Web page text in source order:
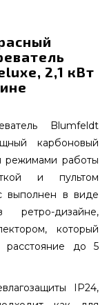
2,1 кВт
Blumfeldt
карбоновый
режимами работы
и пультом
выполнен в виде
дизайне,
который
расстояние до 5
IP24,